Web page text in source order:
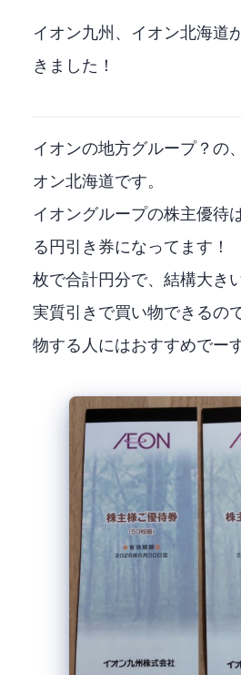
2653 イオン九州、7512 イオン北
きました！
イオンの地方グループ？の
オン北海道です。
イオングループの株主優待は
る100円引き券になってます！
50枚で合計5000円分で、結構大き
実質10%引きで買い物できる
物する人にはおすすめでーす